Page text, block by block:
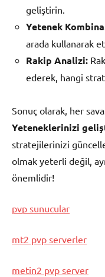
geliştirin.
Yetenek
arada kullanarak
Rakip Analizi:
ederek, hangi
Sonuç olarak, her
Yeteneklerinizi
stratejilerinizi
olmak yeterli değil,
önemlidir!
pvp sunucular
mt2 pvp serverler
metin2 pvp server